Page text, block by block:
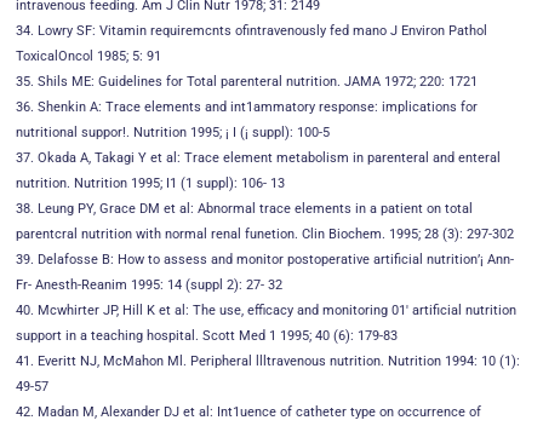
intravenous feeding. Am J Clin Nutr 1978; 31: 2149
34. Lowry SF: Vitamin requiremcnts ofintravenously fed mano J Environ Pathol
ToxicalOncol 1985; 5: 91
35. Shils ME: Guidelines for Total parenteral nutrition. JAMA 1972; 220: 1721
36. Shenkin A: Trace elements and int1ammatory response: implications for
nutritional suppor!. Nutrition 1995; ¡ I (¡ suppl): 100-5
37. Okada A, Takagi Y et al: Trace element metabolism in parenteral and enteral
nutrition. Nutrition 1995; I1 (1 suppl): 106- 13
38. Leung PY, Grace DM et al: Abnormal trace elements in a patient on total
parentcral nutrition with normal renal funetion. Clin Biochem. 1995; 28 (3): 297-302
39. Delafosse B: How to assess and monitor postoperative artificial nutrition’¡ Ann-
Fr- Anesth-Reanim 1995: 14 (suppl 2): 27- 32
40. Mcwhirter JP, Hill K et al: The use, efficacy and monitoring 01′ artificial nutrition
support in a teaching hospital. Scott Med 1 1995; 40 (6): 179-83
41. Everitt NJ, McMahon Ml. Peripheral llltravenous nutrition. Nutrition 1994: 10 (1):
49-57
42. Madan M, Alexander DJ et al: Int1uence of catheter type on occurrence of